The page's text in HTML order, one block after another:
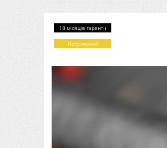
18 місяців гарантії
Популярний